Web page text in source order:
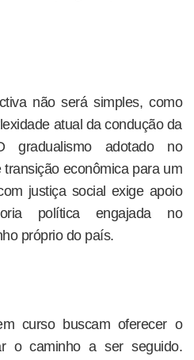
não será simples, como
atual da condução da
gradualismo adotado no
econômica para um
justiça social exige apoio
política engajada no
próprio do país.
curso buscam oferecer o
o caminho a ser seguido.